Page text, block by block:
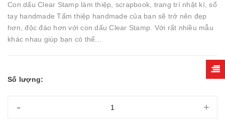
Con dấu Clear Stamp làm thiệp, scrapbook, trang trí nhật kí, sổ
tay handmade Tấm thiệp handmade của bạn sẽ trở nên đẹp
hơn, độc đáo hơn với con dấu Clear Stamp. Với rất nhiều mẫu
khác nhau giúp bạn có thể...
Số lượng:
- +